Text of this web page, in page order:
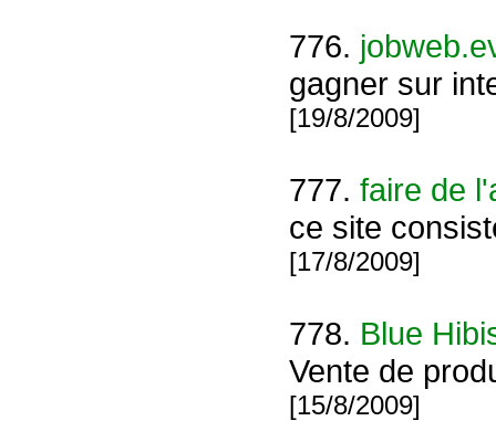
776.
gagner sur
[19/8/2009]
777. faire de
ce site
[17/8/2009]
778. Blue
Vente de
[15/8/2009]